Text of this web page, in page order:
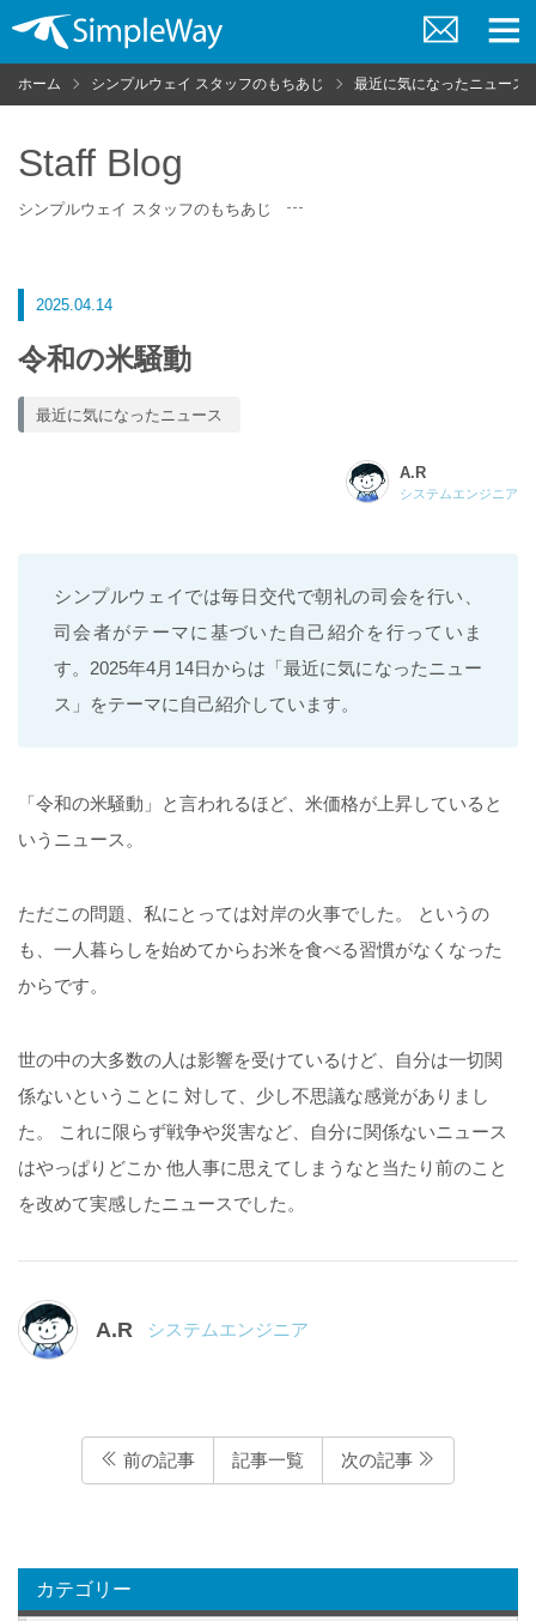
問
い
ニ
ュ
ホーム シンプルウェイ スタッフのもちあじ 最近に気になったニュース
Staff Blog
シンプルウェイ スタッフのもちあじ
2025.04.14
令和の米騒動
最近に気になったニュース
A.R
システムエンジニア
シンプルウェイでは毎日交代で朝礼の司会を行い、
司会者がテーマに基づいた自己紹介を行っていま
す。2025年4月14日からは「最近に気になったニュー
ス」をテーマに自己紹介しています。
「令和の米騒動」と言われるほど、米価格が上昇していると
いうニュース。
ただこの問題、私にとっては対岸の火事でした。 というの
も、一人暮らしを始めてからお米を食べる習慣がなくなった
からです。
世の中の大多数の人は影響を受けているけど、自分は一切関
係ないということに 対して、少し不思議な感覚がありまし
た。 これに限らず戦争や災害など、自分に関係ないニュース
はやっぱりどこか 他人事に思えてしまうなと当たり前のこと
を改めて実感したニュースでした。
A.R システムエンジニア
前の記事 記事一覧 次の記事
カテゴリー